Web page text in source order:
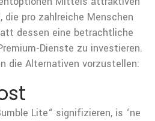
pro zahlreiche Menschen
dessen eine betrachtliche
Dienste zu investieren.
die Alternativen vorzustellen:
Lite“ signifizieren, is ‘ne